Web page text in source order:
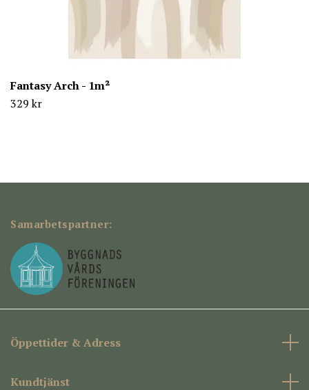
Fantasy Arch - 1m²
329 kr
Samarbetspartner:
Öppettider & Adress
Kundtjänst